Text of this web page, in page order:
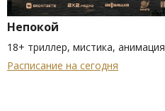
Непокой
18+ триллер, мистика, анимация
Расписание на сегодня